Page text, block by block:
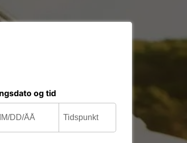
og tid